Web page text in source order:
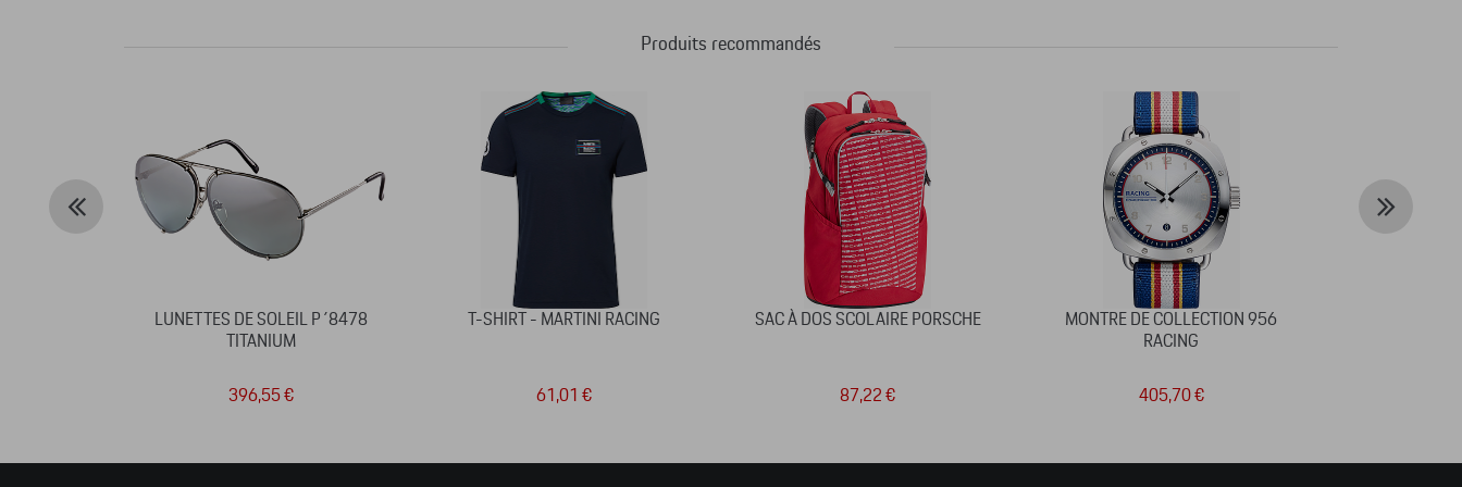
Produits recommandés
LUNETTES DE SOLEIL P´8478
TITANIUM
396,55 €
T-SHIRT - MARTINI RACING
61,01 €
SAC À DOS SCOLAIRE PORSCHE
87,22 €
MONTRE DE COLLECTION 956
RACING
405,70 €